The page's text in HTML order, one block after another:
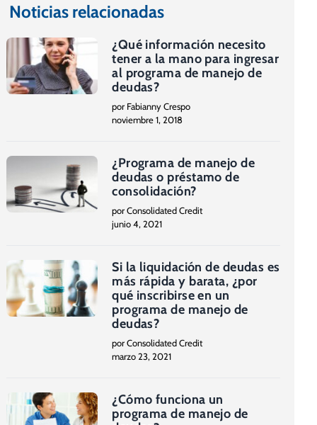
Noticias relacionadas
¿Qué información necesito
tener a la mano para ingresar
al programa de manejo de
deudas?
por Fabianny Crespo
noviembre 1, 2018
¿Programa de manejo de
deudas o préstamo de
consolidación?
por Consolidated Credit
junio 4, 2021
Si la liquidación de deudas es
más rápida y barata, ¿por
qué inscribirse en un
programa de manejo de
deudas?
por Consolidated Credit
marzo 23, 2021
¿Cómo funciona un
programa de manejo de